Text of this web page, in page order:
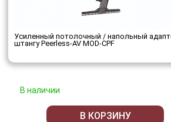
Усиленный потолочный / напольный
штангу Peerless-AV MOD-CPF
В наличии
В КОРЗИНУ